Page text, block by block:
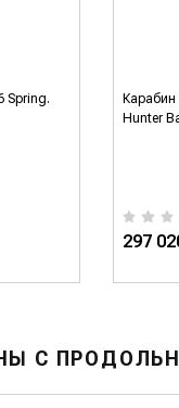
Spring.
Hunter
297
С